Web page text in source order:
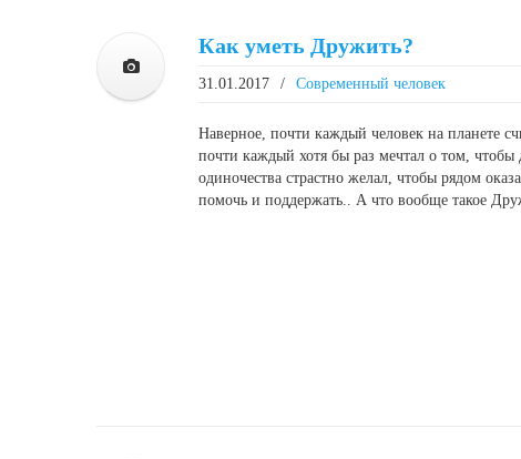
Как уметь Дружить?
31.01.2017 / Современный человек
Наверное, почти каждый человек на планете
почти каждый хотя бы раз мечтал о том,
одиночества страстно желал, чтобы рядом
помочь и поддержать.. А что вообще такое